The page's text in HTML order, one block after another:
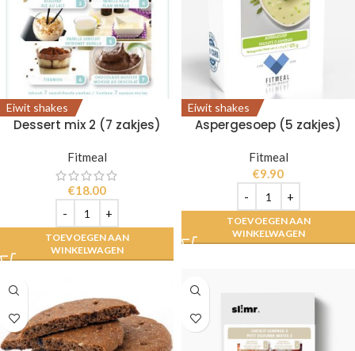
Eiwit shakes
Dessert mix 2 (7 zakjes)
Fitmeal
€18.00
TOEVOEGEN AAN
WINKELWAGEN
Eiwit shakes
Aspergesoep (5 zakjes)
Fitmeal
€9.90
TOEVOEGEN AAN
WINKELWAGEN